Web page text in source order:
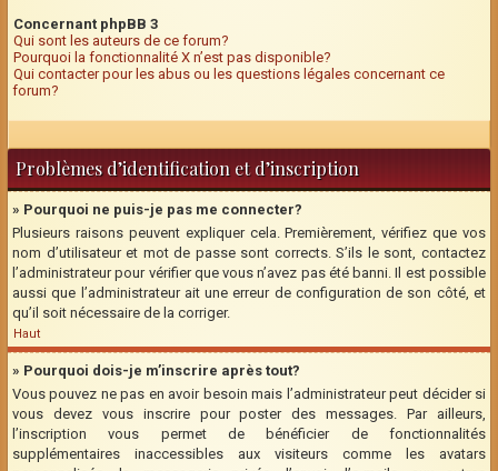
Concernant phpBB 3
Qui sont les auteurs de ce forum?
Pourquoi la fonctionnalité X n’est pas disponible?
Qui contacter pour les abus ou les questions légales concernant ce
forum?
Problèmes d’identification et d’inscription
» Pourquoi ne puis-je pas me connecter?
Plusieurs raisons peuvent expliquer cela. Premièrement, vérifiez que vos
nom d’utilisateur et mot de passe sont corrects. S’ils le sont, contactez
l’administrateur pour vérifier que vous n’avez pas été banni. Il est possible
aussi que l’administrateur ait une erreur de configuration de son côté, et
qu’il soit nécessaire de la corriger.
Haut
» Pourquoi dois-je m’inscrire après tout?
Vous pouvez ne pas en avoir besoin mais l’administrateur peut décider si
vous devez vous inscrire pour poster des messages. Par ailleurs,
l’inscription vous permet de bénéficier de fonctionnalités
supplémentaires inaccessibles aux visiteurs comme les avatars